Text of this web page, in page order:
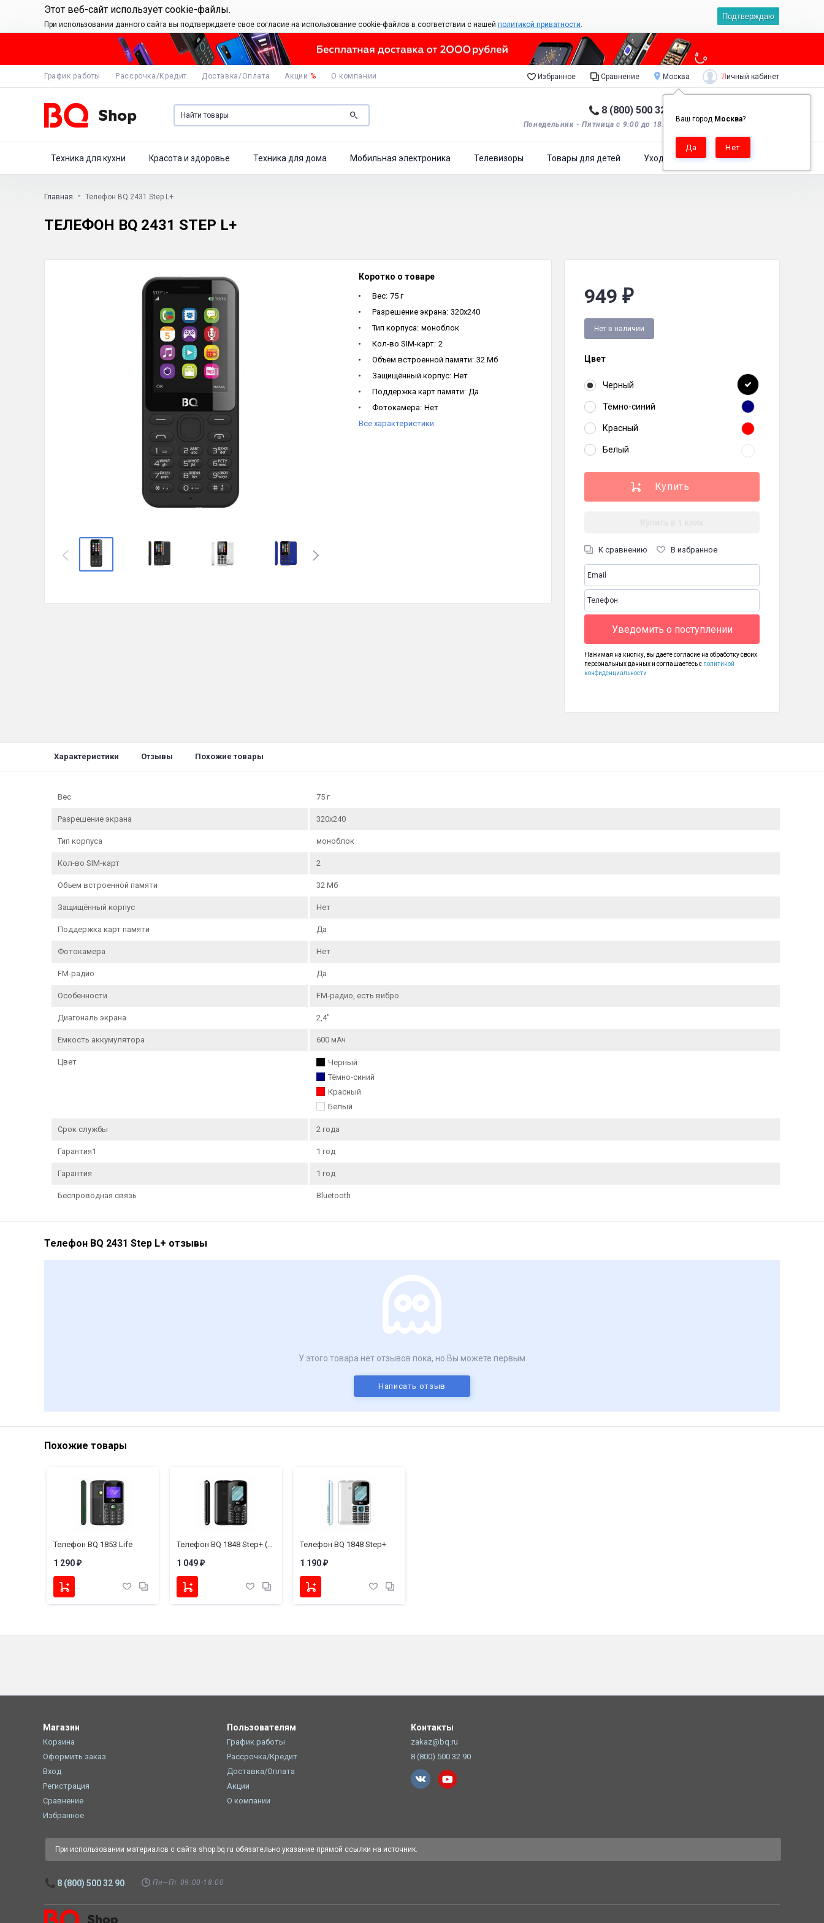
Этот веб-сайт использует cookie-файлы.
При использовании данного сайта вы подтверждаете свое согласие на использование cookie-файлов в соответствии с нашей политикой приватности.
Подтверждаю
График работы Рассрочка/Кредит Доставка/Оплата Акции % О компании Избранное Сравнение Москва
Ваш город Москва?
Личный кабинет
8 (800) 500 32 90
Понедельник - Пятница с 9:00 до 18:00*.
0 Корзина пуста
Техника для кухни Красота и здоровье Техника для дома Мобильная электроника Телевизоры Товары для детей Уход за одеждой
Главная - Телефон BQ 2431 Step L+
ТЕЛЕФОН BQ 2431 STEP L+
949 ₽
Нет в наличии
Цвет
Черный
Тёмно-синий
Красный
Белый
К сравнению В избранное
Уведомить о поступлении
Нажимая на кнопку, вы даете согласие на обработку своих
персональных данных и соглашаетесь с политикой
конфиденциальности
Коротко о товаре
Вес: 75 г
Разрешение экрана: 320х240
Тип корпуса: моноблок
Кол-во SIM-карт: 2
Объем встроенной памяти: 32 Мб
Защищённый корпус: Нет
Поддержка карт памяти: Да
Фотокамера: Нет
FM-радио: Да
Тёмно-синий
Все характеристики
Характеристики Отзывы Похожие товары
Вес 75 г
Разрешение экрана 320х240
Тип корпуса моноблок
Кол-во SIM-карт 2
Объем встроенной памяти 32 Мб
Защищённый корпус Нет
Поддержка карт памяти Да
Фотокамера Нет
FM-радио Да
Особенности FM-радио, есть вибро
Диагональ экрана 2,4"
Емкость аккумулятора 600 мАч
Цвет
Черный
Тёмно-синий
Красный
Белый
Срок службы 2 года
Гарантия1 1 год
Гарантия 1 год
Беспроводная связь Bluetooth
Телефон BQ 2431 Step L+ отзывы
У этого товара нет отзывов пока, но Вы можете первым
Написать отзыв
Похожие товары
Телефон BQ 1853 Life
1 290 ₽
Телефон BQ 1848 Step+ (без З/У)
1 049 ₽
Телефон BQ 1848 Step+
1 190 ₽
Магазин
Корзина
Оформить заказ
Вход
Регистрация
Сравнение
Избранное
Пользователям
График работы
Рассрочка/Кредит
Доставка/Оплата
Акции
О компании
Контакты
zakaz@bq.ru
8 (800) 500 32 90
При использовании материалов с сайта shop.bq.ru обязательно указание прямой ссылки на источник.
8 (800) 500 32 90 Пн—Пт 09:00-18:00